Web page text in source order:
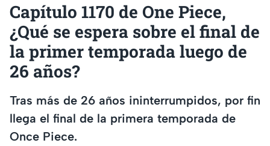
Capítulo 1170 de One Piece,
¿Qué se espera sobre el final de
la primer temporada luego de
26 años?
Tras más de 26 años ininterrumpidos, por fin
llega el final de la primera temporada de
Once Piece.